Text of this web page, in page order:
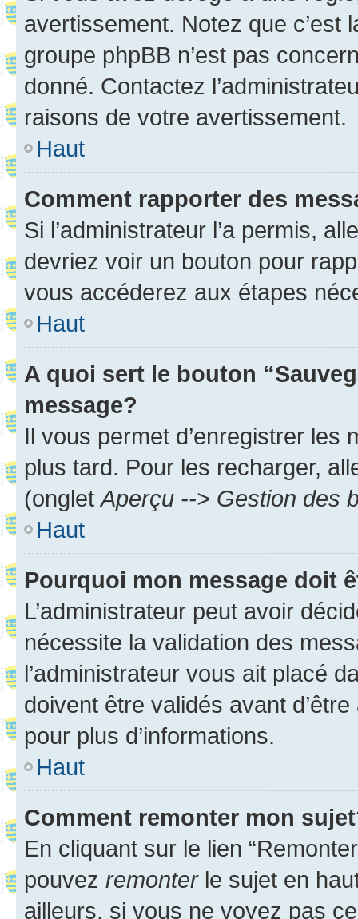
avertissement. Notez que c’est
groupe phpBB n’est pas
donné. Contactez
raisons de votre avertissement.
Haut
Comment rapporter des
Si l’administrateur l’a permis,
devriez voir un bouton pour
vous accéderez aux étapes
Haut
A quoi sert le bouton
message?
Il vous permet d’enregistrer
plus tard. Pour les recharger,
(onglet Aperçu --> Gestion des
Haut
Pourquoi mon message doit
L’administrateur peut avoir
nécessite la validation des
l’administrateur vous ait placé
doivent être validés avant
pour plus d’informations.
Haut
Comment remonter mon
En cliquant sur le lien
pouvez remonterle sujet en
ailleurs, si vous ne voyez pas